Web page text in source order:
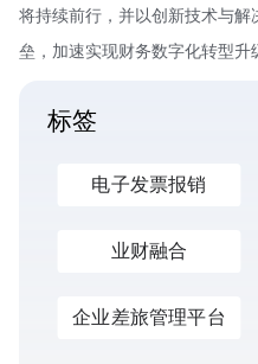
将持续前行，并以创新技术与
垒，加速实现财务数字化转型升
标签
电子发票报销
业财融合
企业差旅管理平台